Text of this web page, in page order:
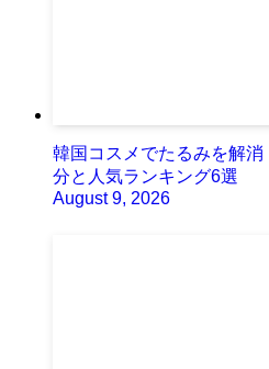
韓国コスメでたるみを解
分と人気ランキング6選
August 9, 2026